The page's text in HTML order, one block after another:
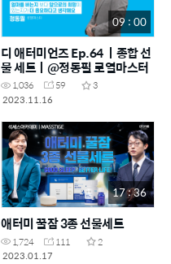
09 : 00
디 애터미언즈 Ep.64 ㅣ종합 선
물 세트ㅣ@정동필 로열마스터
1,036 59
3
2023.11.16
17 : 36
애터미 꿀잠 3종 선물세트
1,724 111
2
2023.01.17